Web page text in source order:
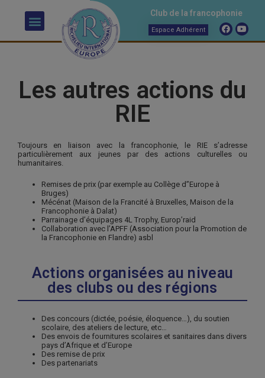
Club de la francophonie
Espace Adhérent
Les autres actions du
RIE
Toujours en liaison avec la francophonie, le RIE s’adresse
particulièrement aux jeunes par des actions culturelles ou
humanitaires.
Remises de prix (par exemple au Collège d”Europe à
Bruges)
Mécénat (Maison de la Francité à Bruxelles, Maison de la
Francophonie à Dalat)
Parrainage d’équipages 4L Trophy, Europ’raid
Collaboration avec l’APFF (Association pour la Promotion de
la Francophonie en Flandre) asbl
Actions organisées au niveau
des clubs ou des régions
Des concours (dictée, poésie, éloquence…), du soutien
scolaire, des ateliers de lecture, etc…
Des envois de fournitures scolaires et sanitaires dans divers
pays d’Afrique et d’Europe
Des remise de prix
Des partenariats